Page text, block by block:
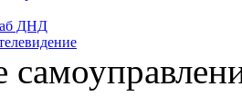
ДНД